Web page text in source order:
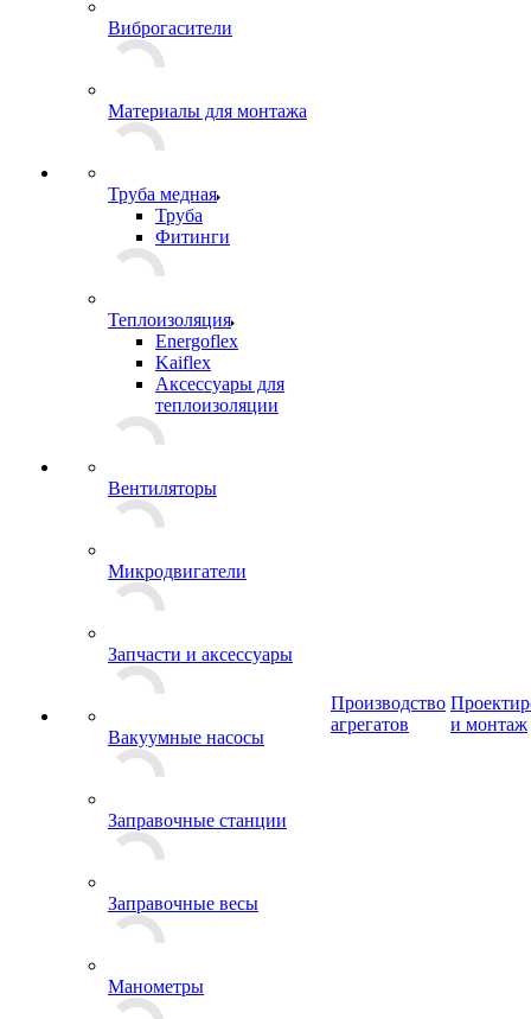
Виброгасители
Материалы для монтажа
Труба медная
Труба
Фитинги
Теплоизоляция
Energoflex
Kaiflex
Аксессуары для
теплоизоляции
Вентиляторы
Микродвигатели
Запчасти и аксессуары
Вакуумные насосы
Заправочные станции
Заправочные весы
Манометры
Производство
агрегатов
и монтаж